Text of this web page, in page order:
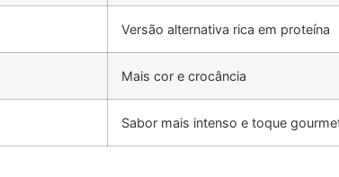
Versão alternativa rica em proteína
Mais cor e crocância
Sabor mais intenso e toque